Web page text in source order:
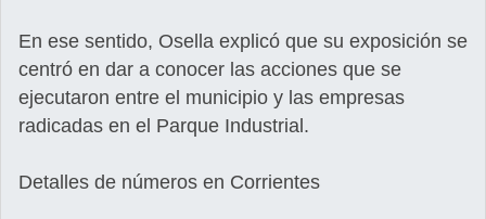
En ese sentido, Osella explicó que su exposición se
centró en dar a conocer las acciones que se
ejecutaron entre el municipio y las empresas
radicadas en el Parque Industrial.
Detalles de números en Corrientes